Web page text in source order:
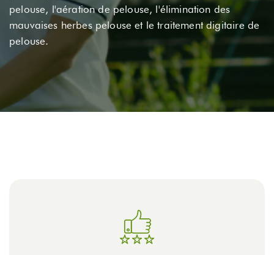
pelouse, l'aération de pelouse, l'élimination des
mauvaises herbes pelouse et le traitement digitaire de
pelouse.